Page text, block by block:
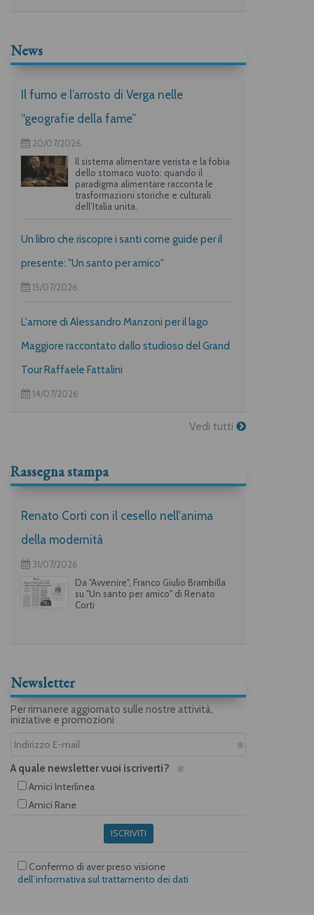
News
Il fumo e l’arrosto di Verga nelle
“geografie della fame”
20/07/2026
Il sistema alimentare verista e la fobia
dello stomaco vuoto: quando il
paradigma alimentare racconta le
trasformazioni storiche e culturali
dell’Italia unita.
Un libro che riscopre i santi come guide per il
presente: "Un santo per amico"
15/07/2026
L'amore di Alessandro Manzoni per il lago
Maggiore raccontato dallo studioso del Grand
Tour Raffaele Fattalini
14/07/2026
Vedi tutti
Rassegna stampa
Renato Corti con il cesello nell'anima
della modernità
31/07/2026
Da "Avvenire", Franco Giulio Brambilla
su "Un santo per amico" di Renato
Corti
Newsletter
Per rimanere aggiornato sulle nostre attività,
iniziative e promozioni
A quale newsletter vuoi iscriverti?
Amici Interlinea
Amici Rane
ISCRIVITI
Confermo di aver preso visione
dell’informativa sul trattamento dei dati